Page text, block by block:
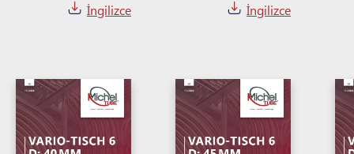
İngilizce İngilizce